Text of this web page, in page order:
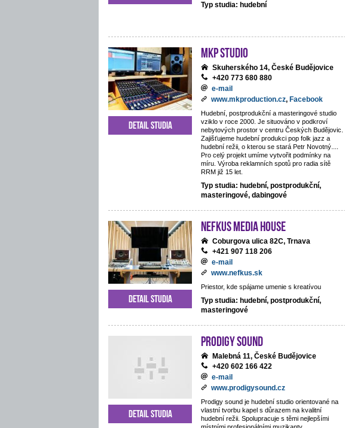
Typ studia: hudební
MKP STUDIO
Skuherského 14, České Budějovice
+420 773 680 880
e-mail
www.mkproduction.cz, Facebook
Hudební, postprodukční a masteringové studio
vziklo v roce 2000. Je situováno v podkroví
nebytových prostor v centru Českých Budějovic.
Zajišťujeme hudební produkci pop folk jazz a
hudební režii, o kterou se stará Petr Novotný....
Pro celý projekt umíme vytvořit podmínky na
míru. Výroba reklamních spotů pro radia sítě
RRM již 15 let.
Typ studia: hudební, postprodukční,
masteringové, dabingové
Detail studia
NEFKUS Media House
Coburgova ulica 82C, Trnava
+421 907 118 206
e-mail
www.nefkus.sk
Priestor, kde spájame umenie s kreatívou
Typ studia: hudební, postprodukční,
masteringové
Detail studia
Prodigy Sound
Malebná 11, České Budějovice
+420 602 166 422
e-mail
www.prodigysound.cz
Prodigy sound je hudební studio orientované na
vlastní tvorbu kapel s důrazem na kvalitní
hudební režii. Spolupracuje s těmi nejlepšími
Detail studia